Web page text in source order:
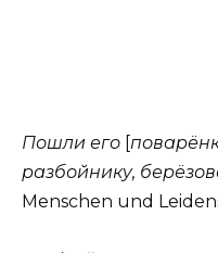
Пошли его [
разбойнику,
Menschen und